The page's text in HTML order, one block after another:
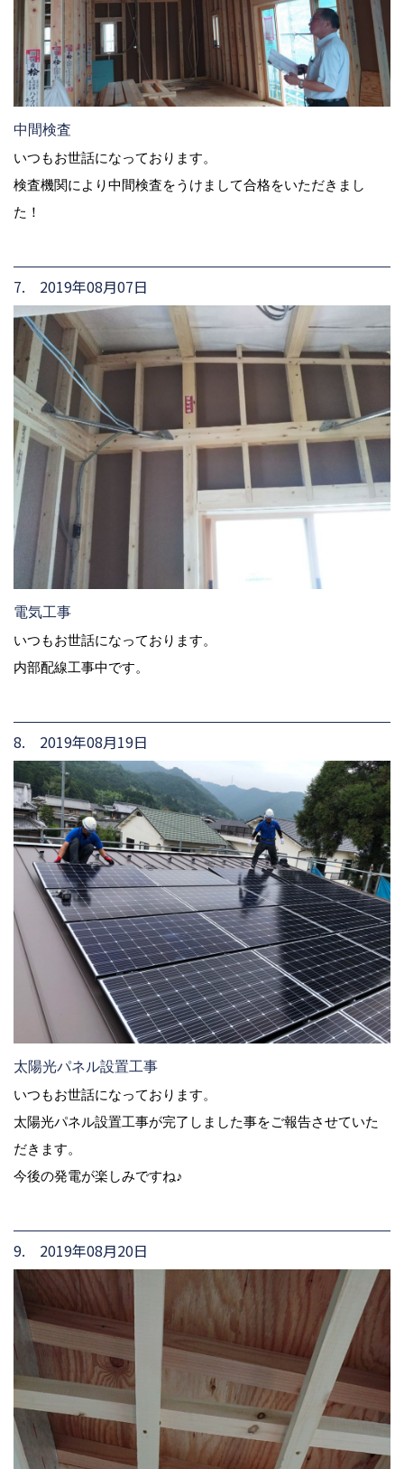
中間検査
いつもお世話になっております。
検査機関により中間検査をうけまして合格をいただきまし
た！
7. 2019年08月07日
電気工事
いつもお世話になっております。
内部配線工事中です。
8. 2019年08月19日
太陽光パネル設置工事
いつもお世話になっております。
太陽光パネル設置工事が完了しました事をご報告させていた
だきます。
今後の発電が楽しみですね♪
9. 2019年08月20日